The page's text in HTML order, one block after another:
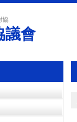
協
議會